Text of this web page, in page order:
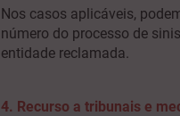
Nos casos aplicáveis,
número do processo de
entidade reclamada.
4. Recurso a tribunais e